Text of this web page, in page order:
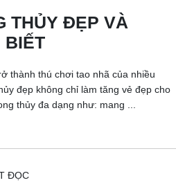
THỦY ĐẸP VÀ
BIẾT
thành thú chơi tao nhã của nhiều
đẹp không chỉ làm tăng vẻ đẹp cho
thủy đa dạng như: mang ...
ĐỌC